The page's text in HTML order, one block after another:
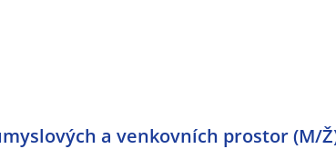
a venkovních prostor (M/